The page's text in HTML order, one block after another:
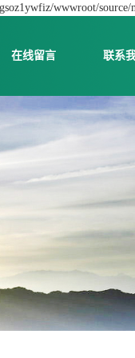
wwwroot/
在线留言 联系